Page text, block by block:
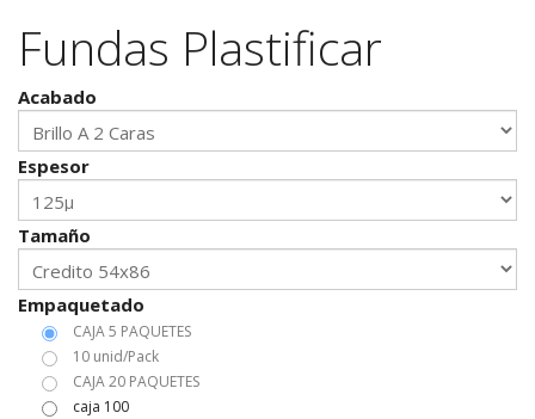
Fundas Plastificar
Acabado
Espesor
Tamaño
Empaquetado
CAJA 5 PAQUETES
10 unid/Pack
CAJA 20 PAQUETES
caja 100